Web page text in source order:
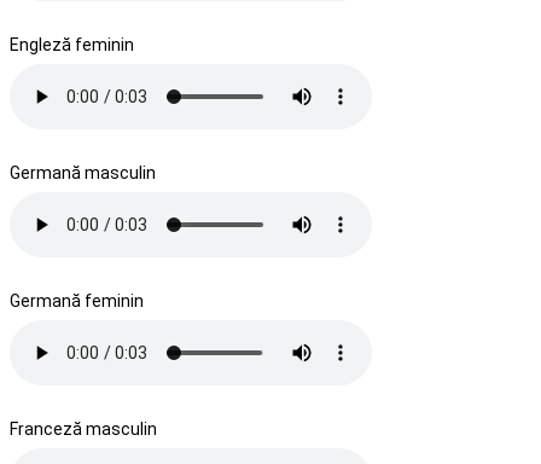
Engleză feminin
Germană masculin
Germană feminin
Franceză masculin